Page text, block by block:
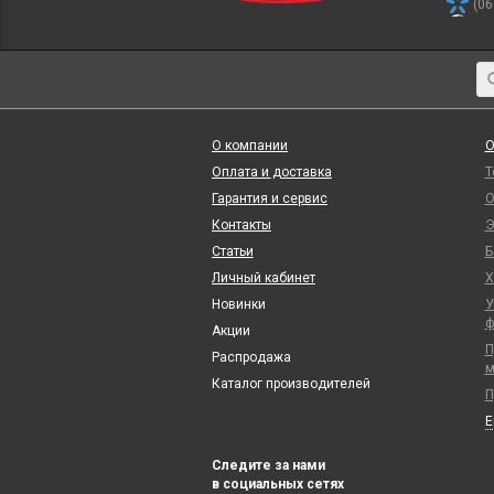
О компании
Оплата и доставка
Гарантия и сервис
Контакты
Статьи
Личный кабинет
Новинки
Акции
Распродажа
Каталог производителей
Следите за нами
в социальных сетях